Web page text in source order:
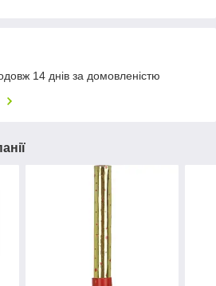
14 днів за домовленістю